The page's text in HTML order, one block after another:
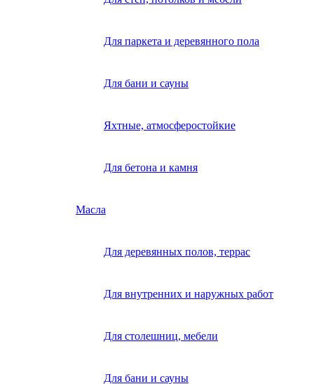
Для паркета и деревянного пола
Для бани и сауны
Яхтные, атмосферостойкие
Для бетона и камня
Масла
Для деревянных полов, террас
Для внутренних и наружных работ
Для столешниц, мебели
Для бани и сауны